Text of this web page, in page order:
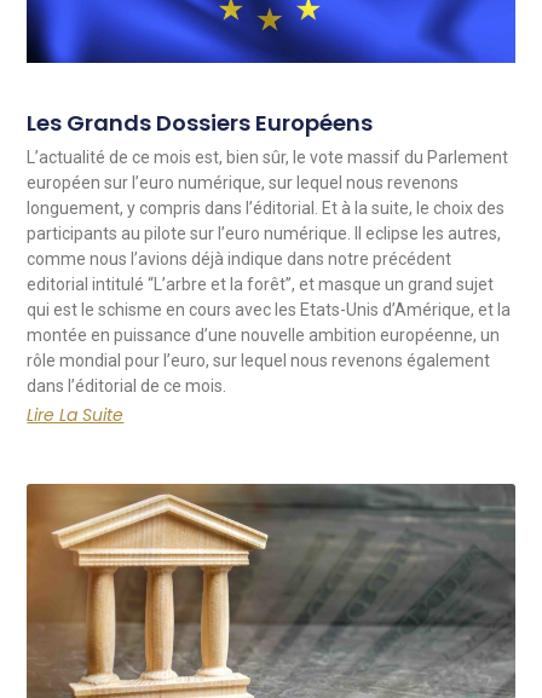
Les Grands Dossiers Européens
L’actualité de ce mois est, bien sûr, le vote massif du Parlement
européen sur l’euro numérique, sur lequel nous revenons
longuement, y compris dans l’éditorial. Et à la suite, le choix des
participants au pilote sur l’euro numérique. Il eclipse les autres,
comme nous l’avions déjà indique dans notre précédent
editorial intitulé “L’arbre et la forêt”, et masque un grand sujet
qui est le schisme en cours avec les Etats-Unis d’Amérique, et la
montée en puissance d’une nouvelle ambition européenne, un
rôle mondial pour l’euro, sur lequel nous revenons également
dans l’éditorial de ce mois.
Lire La Suite